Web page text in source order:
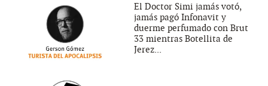
El Doctor Simi jamás votó,
jamás pagó Infonavit y
duerme perfumado con Brut
33 mientras Botellita de
Jerez...